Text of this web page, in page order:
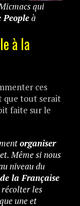
qui
à
à la
ces
que tout serait
faite sur le
organiser
Même si nous
niveau du
la Française
les
une et